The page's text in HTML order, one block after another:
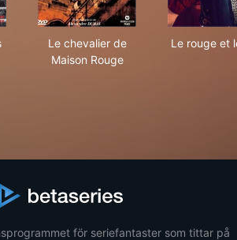
Le chevalier de
Maison Rouge
Le rouge et
för seriefantaster som tittar på